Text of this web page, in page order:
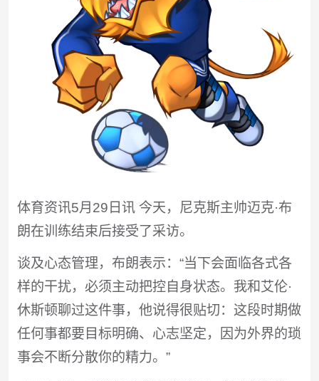
体育资讯5月29日讯 今天，尼克斯主帅迈克·布
朗在训练结束后接受了采访。
谈及心态管理，布朗表示：“当下会面临各式各
样的干扰，必须主动把控自身状态。我和艾伦·
休斯顿聊过这件事，他说得很贴切：这段时期做
任何事都要目标明确、心志坚定，因为外界的琐
事会不断分散你的精力。”